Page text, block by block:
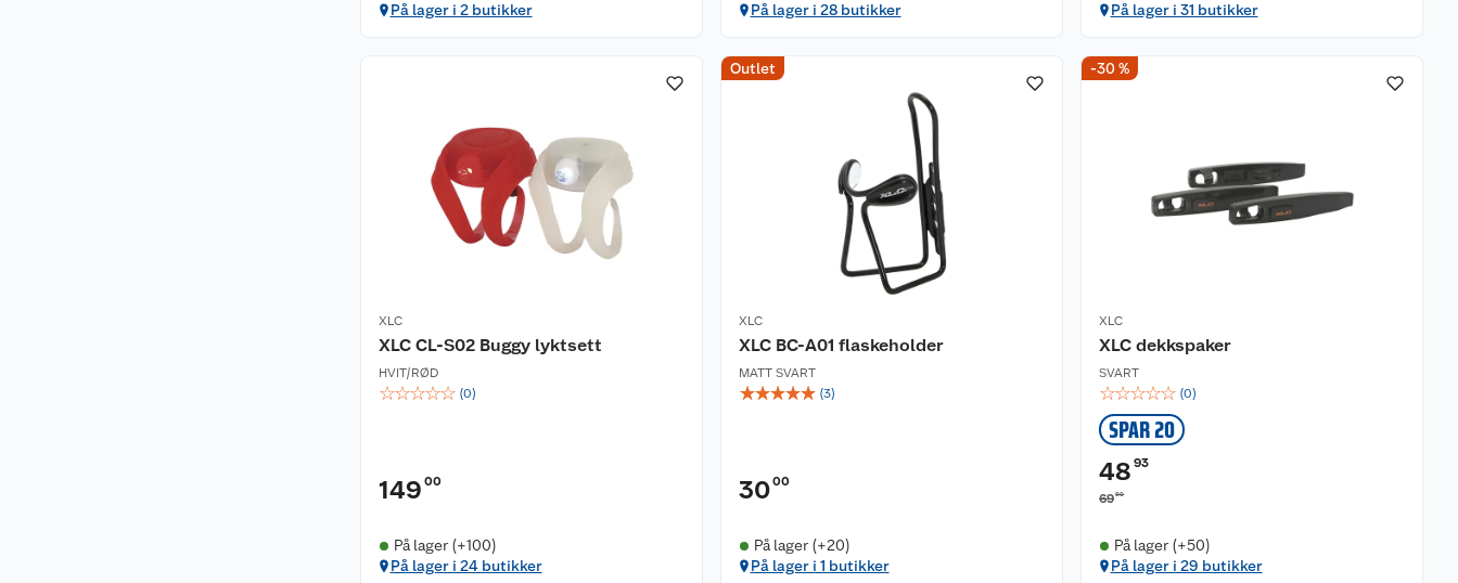
På lager i 2 butikker
På lager i 28 butikker
På lager i 31 butikker
XLC
XLC CL-S02 Buggy lyktsett
HVIT/RØD
☆☆☆☆☆ (0)
149 00
På lager (+100)
På lager i 24 butikker
Outlet
XLC
XLC BC-A01 flaskeholder
MATT SVART
☆☆☆☆☆ (3)
3000
På lager (+20)
På lager i 1 butikker
-30 %
XLC
XLC dekkspaker
SVART
☆☆☆☆☆ (0)
SPAR 20
48 93
6990
På lager (+50)
På lager i 29 butikker